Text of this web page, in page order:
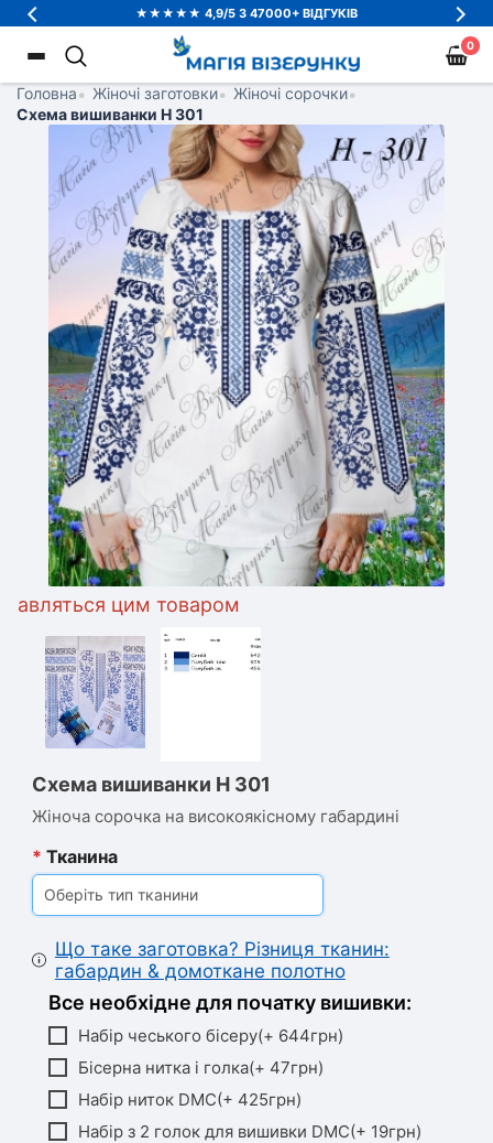
★★★★★ 4,9/5 З 47000+ ВІДГУКІВ
ТЕРМОНАЛІПКИ - КУПУЙ БІЛЬШЕ ПЛАТИ МЕНШЕ
0
Головна• Жіночі заготовки• Жіночі сорочки•
Схема вишиванки Н 301
цим товаром
Схема вишиванки Н 301
Жіноча сорочка на високоякісному габардині
* Тканина
Оберіть тип тканини
Що таке заготовка? Різниця тканин:
габардин & домоткане полотно
Все необхідне для початку вишивки:
Набір чеського бісеру(+ 644грн)
Бісерна нитка і голка(+ 47грн)
Набір ниток DMC(+ 425грн)
Набір з 2 голок для вишивки DMC(+ 19грн)